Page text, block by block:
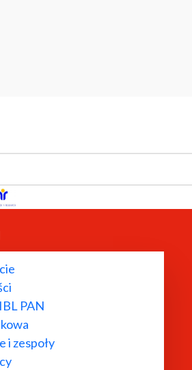
PAN
i zespoły